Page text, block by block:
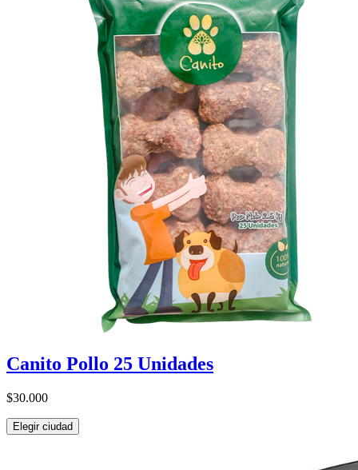
Canito Pollo 25 Unidades
$30.000
Elegir ciudad